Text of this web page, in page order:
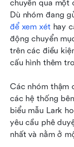
chuyển qua một
Dù nhóm đang
để xem xét hay
động chuyển
trên các điều
cấu hình thêm
Các nhóm thậm
các hệ thống
biểu mẫu Lark
yêu cầu phê
nhất và nằm ở